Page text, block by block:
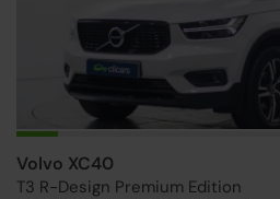
Volvo XC40
T3 R-Design Premium Edition